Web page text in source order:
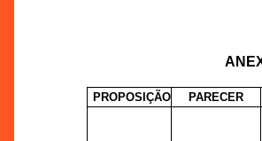
PROPOSIÇÃO PARECER